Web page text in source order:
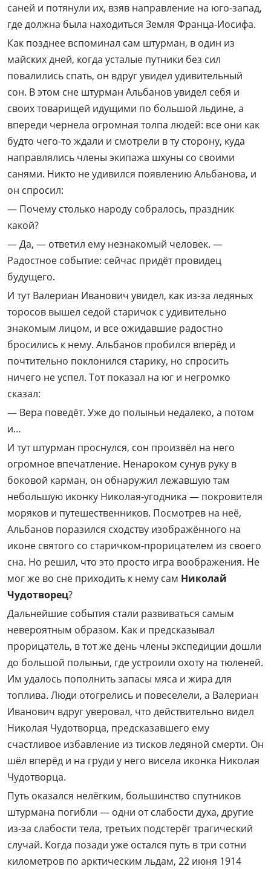
саней и потянули их, взяв направление на юго-запад,
где должна была находиться Земля Франца-Иосифа.
Как позднее вспоминал сам штурман, в один из
майских дней, когда усталые путники без сил
повалились спать, он вдруг увидел удивительный
сон. В этом сне штурман Альбанов увидел себя и
своих товарищей идущими по большой льдине, а
впереди чернела огромная толпа людей: все они как
будто чего-то ждали и смотрели в ту сторону, куда
направлялись члены экипажа шхуны со своими
санями. Никто не удивился появлению Альбанова, и
он спросил:
— Почему столько народу собралось, праздник
какой?
— Да, — ответил ему незнакомый человек. —
Радостное событие: сейчас придёт провидец
будущего.
И тут Валериан Иванович увидел, как из-за ледяных
торосов вышел седой старичок с удивительно
знакомым лицом, и все ожидавшие радостно
бросились к нему. Альбанов пробился вперёд и
почтительно поклонился старику, но спросить
ничего не успел. Тот показал на юг и негромко
сказал:
— Вера поведёт. Уже до полыньи недалеко, а потом
и…
И тут штурман проснулся, сон произвёл на него
огромное впечатление. Ненароком сунув руку в
боковой карман, он обнаружил лежавшую там
небольшую иконку Николая-угодника — покровителя
моряков и путешественников. Посмотрев на неё,
Альбанов поразился сходству изображённого на
иконе святого со старичком-прорицателем из своего
сна. Но решил, что это просто игра воображения. Не
мог же во сне приходить к нему сам Николай
Чудотворец?
Дальнейшие события стали развиваться самым
невероятным образом. Как и предсказывал
прорицатель, в тот же день члены экспедиции дошли
до большой полыньи, где устроили охоту на тюленей.
Им удалось пополнить запасы мяса и жира для
топлива. Люди отогрелись и повеселели, а Валериан
Иванович вдруг уверовал, что действительно видел
Николая Чудотворца, предсказавшего ему
счастливое избавление из тисков ледяной смерти. Он
шёл вперёд и на груди у него висела иконка Николая
Чудотворца.
Путь оказался нелёгким, большинство спутников
штурмана погибли — одни от слабости духа, другие
из-за слабости тела, третьих подстерёг трагический
случай. Когда позади уже остался путь в три сотни
километров по арктическим льдам, 22 июня 1914